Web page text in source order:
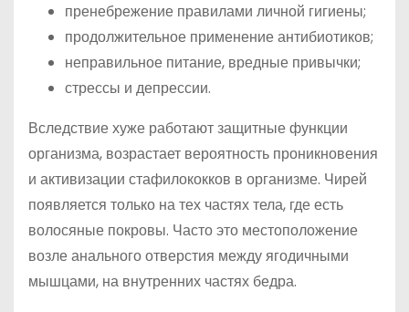
пренебрежение правилами личной гигиены;
продолжительное применение антибиотиков;
неправильное питание, вредные привычки;
стрессы и депрессии.
Вследствие хуже работают защитные функции
организма, возрастает вероятность проникновения
и активизации стафилококков в организме. Чирей
появляется только на тех частях тела, где есть
волосяные покровы. Часто это местоположение
возле анального отверстия между ягодичными
мышцами, на внутренних частях бедра.